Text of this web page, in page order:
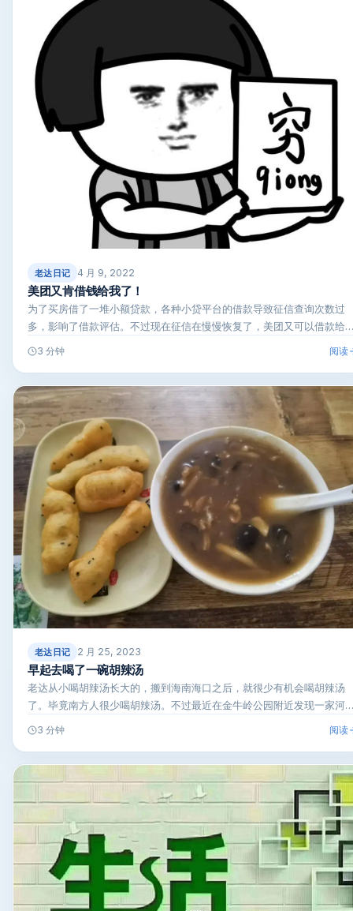
老达日记 4 月 9, 2022
美团又肯借钱给我了！
为了买房借了一堆小额贷款，各种小贷平台的借款导致征信查询次数过
多，影响了借款评估。不过现在征信在慢慢恢复了，美团又可以借款给
3 分钟 阅读
老达日记 2 月 25, 2023
早起去喝了一碗胡辣汤
老达从小喝胡辣汤长大的，搬到海南海口之后，就很少有机会喝胡辣汤
了。毕竟南方人很少喝胡辣汤。不过最近在金牛岭公园附近发现一家河
胡辣…
3 分钟 阅读